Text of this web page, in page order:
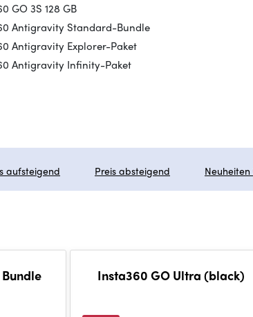
GO 3S 128 GB
Antigravity Standard-Bundle
Antigravity Explorer-Paket
Antigravity Infinity-Paket
aufsteigend Preis absteigend Neuheiten
Insta360 GO Ultra (black)